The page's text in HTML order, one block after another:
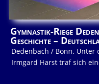
Gymnastik-Riege
Geschichte –
Dedenbach / Bonn. Unter
Irmgard Harst traf sich